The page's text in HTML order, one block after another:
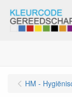
HM -